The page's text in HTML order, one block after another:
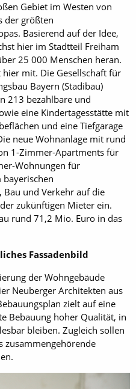
Gebiet im Westen von
der größten
Basierend auf der Idee,
hier im Stadtteil Freiham
25 000 Menschen heran.
mit. Die Gesellschaft für
Bayern (Stadibau)
213 bezahlbare und
eine Kindertagesstätte mit
und eine Tiefgarage
neue Wohnanlage mit rund
­1-Zimmer-Apartments für
Wohnungen für
und Verkehr auf die
zukünftigen Mieter ein.
rund 71,2 Mio. Euro in das
Fassadenbild
der Wohngebäude
Neuberger Architekten aus
zielt auf eine
Bebauung hoher Qualität, in
bleiben. Zugleich sollen
zusammengehörende